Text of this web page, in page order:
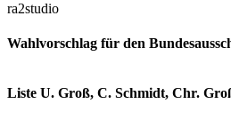
ra2studio
Wahlvorschlag für den
Liste U. Groß, C. Schmidt, Chr.